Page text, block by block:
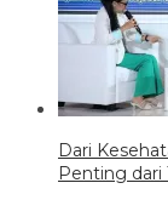
Dari
Penting